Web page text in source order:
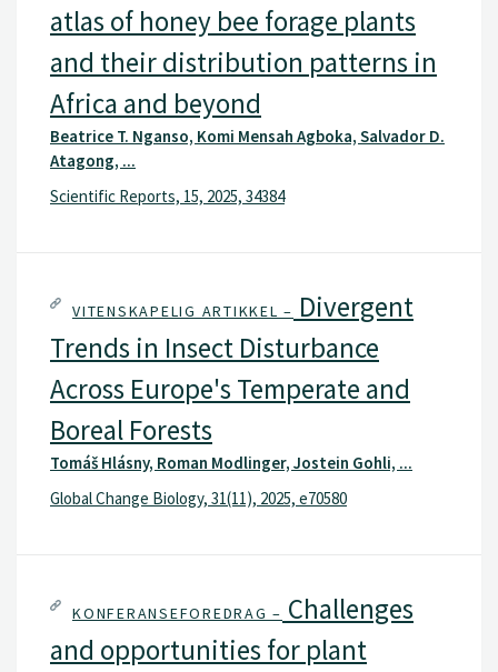
atlas of honey bee forage plants
and their distribution patterns in
Africa and beyond
Beatrice T. Nganso, Komi Mensah Agboka, Salvador D.
Atagong, ...
Scientific Reports, 15, 2025, 34384
VITENSKAPELIG ARTIKKEL – Divergent
Trends in Insect Disturbance
Across Europe's Temperate and
Boreal Forests
Tomáš Hlásny, Roman Modlinger, Jostein Gohli, ...
Global Change Biology, 31(11), 2025, e70580
KONFERANSEFOREDRAG – Challenges
and opportunities for plant